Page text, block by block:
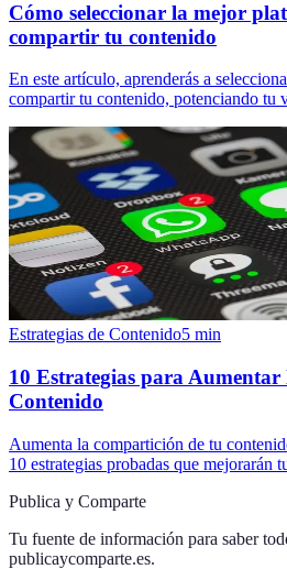
Cómo seleccionar la mejor
compartir tu contenido
En este artículo, aprenderás a
compartir tu contenido, potenciando tu
Estrategias de Contenido5 min
10 Estrategias para
Contenido
Aumenta la compartición de tu
10 estrategias probadas que
Publica y Comparte
Tu fuente de información para saber
publicaycomparte.es.